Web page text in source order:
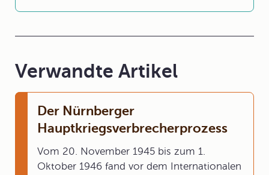
Verwandte Artikel
Der Nürnberger
Hauptkriegsverbrecherprozess
Vom 20. November 1945 bis zum 1.
Oktober 1946 fand vor dem Internationalen